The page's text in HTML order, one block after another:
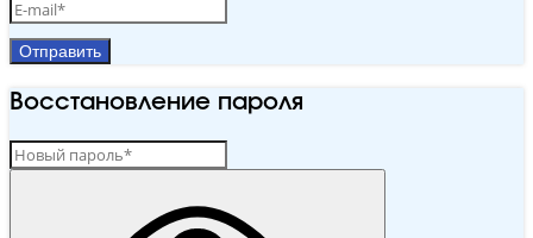
Отправить
Восстановление пароля